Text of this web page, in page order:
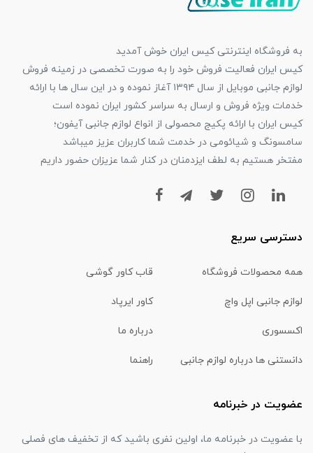
به فروشگاه اینترنتی کیس ایران خوش آمدید
کیس ایران فعالیت فروش خود را به صورت تخصصی در زمینه فروش
لوازم جانبی موبایل از سال ۱۳۹۴ آغاز نموده و در این سال ها با ارائه
خدمات ویژه فروش و ارسال به سراسر کشور ایران نموده است
کیس ایران با ارائه پکیج محصولی از انواع لوازم جانبی آیفون؛
سامسونگ و شیائومی در خدمت شما کاربران عزیز میباشد
مفتخر هستیم به لطف ایزدمنان در کنار شما عزیزان حضور داریم
دسترسی سریع
همه محصولات فروشگاه قاب کاور گوشی
لوازم جانبی اپل واچ کاور ایرپاد
اکسسوری درباره ما
دانستنی ها درباره لوازم جانبی راهنما
عضویت در خبرنامه
با عضویت در خبرنامه ما، اولین نفری باشید که از تخفیف های فصلی